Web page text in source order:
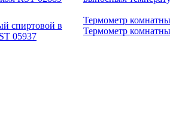
Термометр
Термометр